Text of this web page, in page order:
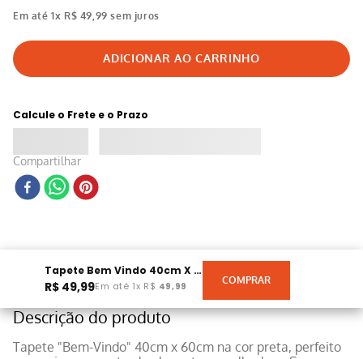
Em até1x R$ 49 99 sem juros
Calcule o Frete e o Prazo
Compartilhar
Tapete Bem Vindo 40cm X 60cm Preto
R$ 49,99Em até 1x R$ 49,99
Descrição do produto
Tapete "Bem-Vindo" 40cm x 60cm na cor preta, perfeito